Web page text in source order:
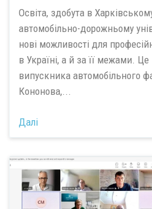
Освіта, здобута в
автомобільно-дорожньому
нові можливості для
в Україні, а й за її межами.
випускника автомобільного
Кононова,...
Далі